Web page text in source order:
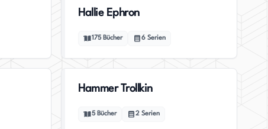
Hallie Ephron
175 Bücher 6 Serien
Hammer Trollkin
5 Bücher 2 Serien